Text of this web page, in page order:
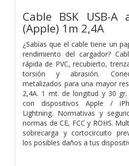
Cable BSK USB-A
(Apple) 1m 2,4A
¿Sabías que el cable tiene un
rendimiento del cargador?
rápida de PVC, recubierto,
torsión y abrasión.
metalizados para una mayor
2,4A. 1 mt. de longitud y 30
con dispositivos Apple /
Lightning. Normativas y
normas de CE, FCC y ROHS.
sobrecarga y cortocircuito
los posibles daños a tus